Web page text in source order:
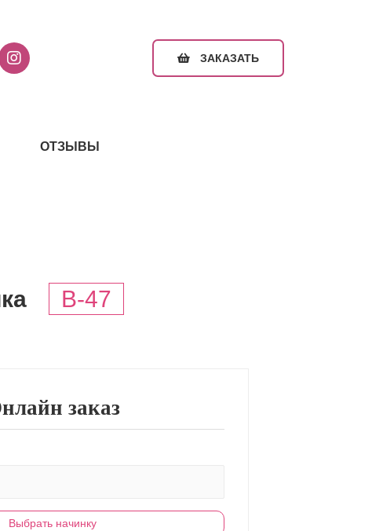
ЗАКАЗАТЬ
ОТЗЫВЫ
B-47
заказ
Выбрать начинку